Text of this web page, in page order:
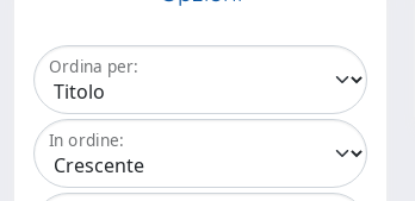
Ordina per:
In ordine: